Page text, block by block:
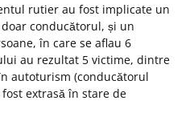
rutier au fost implicate un
conducătorul, și un
în care se aflau 6
au rezultat 5 victime, dintre
autoturism (conducătorul
extrasă în stare de